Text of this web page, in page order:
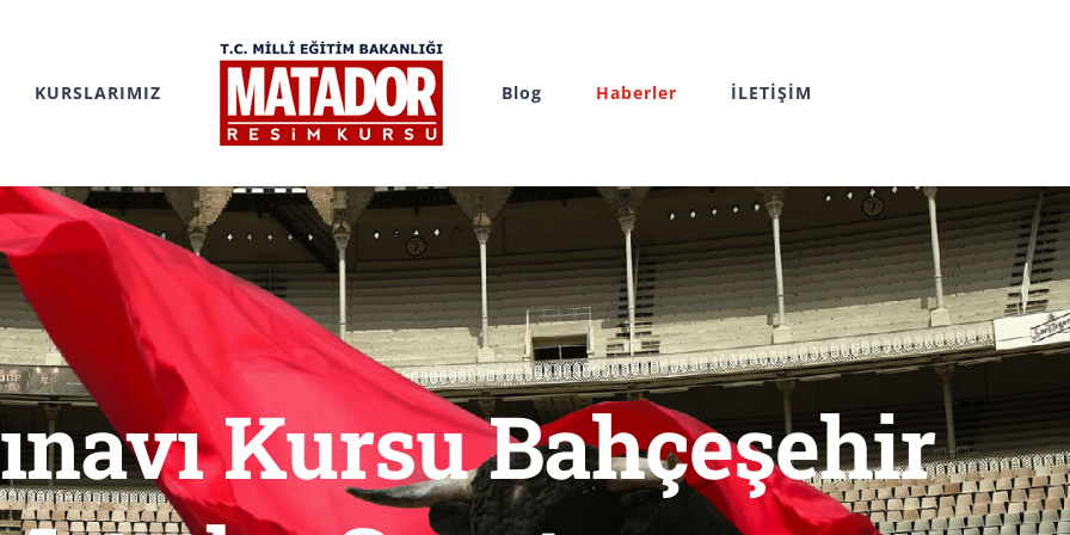
KURSLARIMIZ Blog Haberler İLETİŞİM
Kursu Bahçeşehir